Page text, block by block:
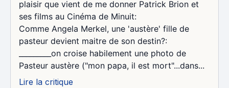
plaisir que vient de me donner Patrick Brion et
ses films au Cinéma de Minuit:
Comme Angela Merkel, une 'austère' fille de
pasteur devient maitre de son destin?:
_________on croise habilement une photo de
Pasteur austère ("mon papa, il est mort"...dans...
Lire la critique